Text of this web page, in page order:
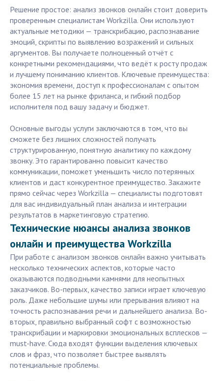
Решение простое: анализ звонков онлайн стоит доверить
проверенным специалистам Workzilla. Они используют
актуальные методики — транскрибацию, распознавание
эмоций, скрипты по выявлению возражений и сильных
аргументов. Вы получаете полноценный отчёт с
конкретными рекомендациями, что ведёт к росту продаж
и лучшему пониманию клиентов. Ключевые преимущества:
экономия времени, доступ к профессионалам с опытом
более 15 лет на рынке фриланса, и гибкий подбор
исполнителя под вашу задачу и бюджет.
Основные выгоды услуги заключаются в том, что вы
сможете без лишних сложностей получать
структурированную, понятную аналитику по каждому
звонку. Это гарантированно повысит качество
коммуникации, поможет уменьшить число потерянных
клиентов и даст конкурентное преимущество. Закажите
прямо сейчас через Workzilla — специалисты подготовят
для вас индивидуальный план анализа и интеграции
результатов в маркетинговую стратегию.
Технические нюансы анализа звонков
онлайн и преимущества Workzilla
При работе с анализом звонков онлайн важно учитывать
несколько технических аспектов, которые часто
оказываются подводными камнями для неопытных
заказчиков. Во-первых, качество записи играет ключевую
роль. Даже небольшие шумы или прерывания влияют на
точность распознавания речи и дальнейшего анализа. Во-
вторых, правильно выбранный софт с возможностью
транскрибации и маркировки эмоциональных всплесков —
must-have. Сюда входят функции выделения ключевых
слов и фраз, что позволяет быстрее выявлять
потенциальные проблемы.